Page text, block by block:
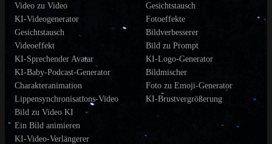
Video zu Video
KI-Videogenerator
Gesichtstausch
Videoeffekt
KI-Sprechender Avatar
KI-Baby-Podcast-Generator
Charakteranimation
Lippensynchronisations-Video
Bild zu Video KI
Ein Bild animieren
KI-Video-Verlängerer
Gesichtstausch
Fotoeffekte
Bildverbesserer
Bild zu Prompt
KI-Logo-Generator
Bildmischer
Foto zu Emoji-Generator
KI-Brustvergrößerung